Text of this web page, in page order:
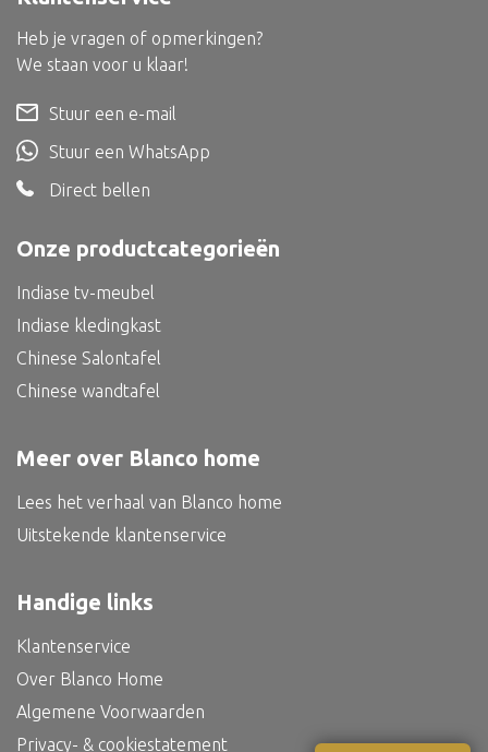
Kussen
Alle bouwmateriaal
Bed
Oosterse kast
Oosterse tv meubel
Onze productcategorieën
Indiase tv-meubel
Indiase kledingkast
Chinese Salontafel
Chinese wandtafel
Meer over Blanco home
Lees het verhaal van Blanco home
Uitstekende klantenservice
Heb je vragen of opmerkingen?
We staan voor u klaar!
Stuur een e-mail
Stuur een WhatsApp
Direct bellen
Handige links
Klantenservice
Over Blanco Home
Algemene Voorwaarden
Privacy- & cookiestatement